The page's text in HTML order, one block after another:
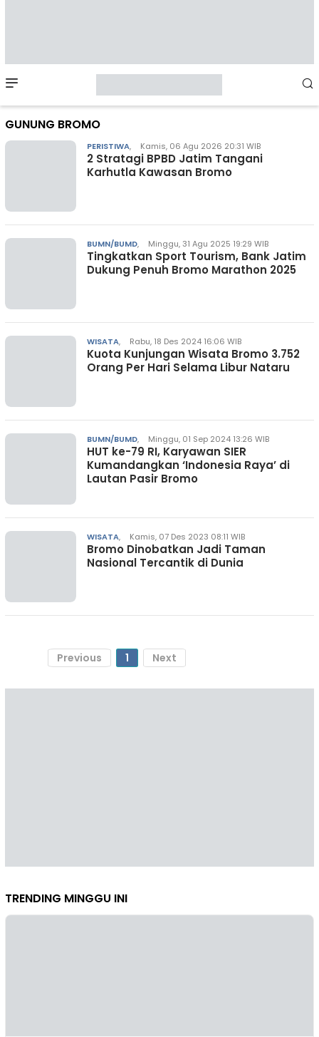
Menu
GUNUNG BROMO
PERISTIWA, Kamis, 06 Agu 2026 20:31 WIB
2 Stratagi BPBD Jatim Tangani
Karhutla Kawasan Bromo
BUMN/BUMD, Minggu, 31 Agu 2025 19:29 WIB
Tingkatkan Sport Tourism, Bank Jatim
Dukung Penuh Bromo Marathon 2025
WISATA, Rabu, 18 Des 2024 16:06 WIB
Kuota Kunjungan Wisata Bromo 3.752
Orang Per Hari Selama Libur Nataru
BUMN/BUMD, Minggu, 01 Sep 2024 13:26 WIB
HUT ke-79 RI, Karyawan SIER
Kumandangkan ‘Indonesia Raya’ di
Lautan Pasir Bromo
WISATA, Kamis, 07 Des 2023 08:11 WIB
Bromo Dinobatkan Jadi Taman
Nasional Tercantik di Dunia
Previous 1 Next
TRENDING MINGGU INI